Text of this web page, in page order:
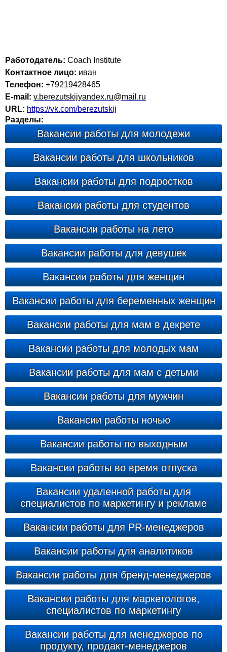
Работодатель: Coach Institute
Контактное лицо: иван
Телефон: +79219428465
E-mail: v.berezutskijyandex.ru@mail.ru
URL: https://vk.com/berezutskij
Разделы:
Вакансии работы для молодежи
Вакансии работы для школьников
Вакансии работы для подростков
Вакансии работы для студентов
Вакансии работы на лето
Вакансии работы для девушек
Вакансии работы для женщин
Вакансии работы для беременных женщин
Вакансии работы для мам в декрете
Вакансии работы для молодых мам
Вакансии работы для мам с детьми
Вакансии работы для мужчин
Вакансии работы ночью
Вакансии работы по выходным
Вакансии работы во время отпуска
Вакансии удаленной работы для
специалистов по маркетингу и рекламе
Вакансии работы для PR-менеджеров
Вакансии работы для аналитиков
Вакансии работы для бренд-менеджеров
Вакансии работы для маркетологов,
специалистов по маркетингу
Вакансии работы для менеджеров по
продукту, продакт-менеджеров